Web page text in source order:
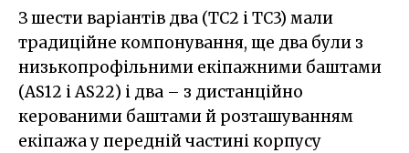
З шести варіантів два (ТС2 і ТС3) мали
традиційне компонування, ще два були з
низькопрофільними екіпажними баштами
(AS12 i AS22) і два – з дистанційно
керованими баштами й розташуванням
екіпажа у передній частині корпусу